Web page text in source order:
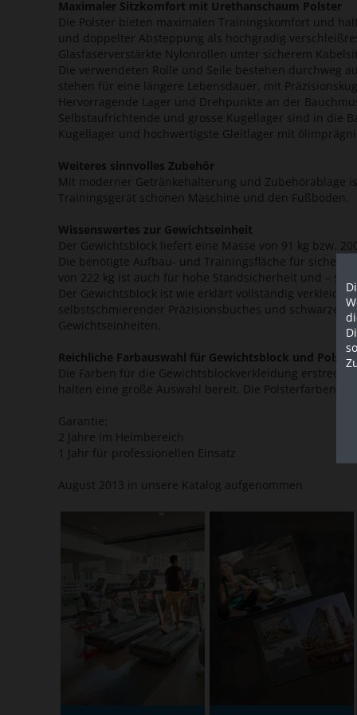
Maximaler Sitzkomfort mit Urethanschaum Polster
Die Polster bieten maximalen Trainingskomfort und
und doppelter Absteppung als hochgradig
Glasfaserverstärkte Nylonrollen unter sicherem
Die verwendeten Rolle und Seile bestehen durchweg
stehen für eine längere Lebensdauer, mit
Hervorragende Lager und Drehpunkte an der
Selbstaufrichtende und grosse Kugellager sind in die
Kugellager und hochwertigste Gleitlager mit
Weiteres sinnvolles Zubehör
Mit moderner Getränkehalterung und Zubehörablage
Trainingsgerät schonen Maschine und den Fußboden.
Wissenswertes zur Gewichtseinheit
Der Gewichtsblock liefert eine Masse von 91 kg bzw.
Die benötigte Aufbau- und Trainingsfläche für
von 222 kg ist auch für hohe Standsicherheit und –
Der Gewichtsblock ist wie erklärt vollständig
selbstschmierender Präzisionsbuches und schwarzer
Gewichtseinheiten.
Reichliche Farbauswahl für Gewichtsblock und Polster
Die Farben für die Gewichtsblockverkleidung
halten eine große Auswahl bereit. Die Polsterfarben
Garantie:
2 Jahre im Heimbereich
1 Jahr für professionellen Einsatz
August 2013 in unsere Katalog aufgenommen